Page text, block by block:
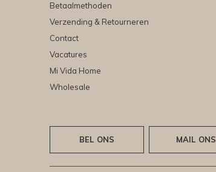
Betaalmethoden
Verzending & Retourneren
Contact
Vacatures
Mi Vida Home
Wholesale
BEL ONS MAIL ONS